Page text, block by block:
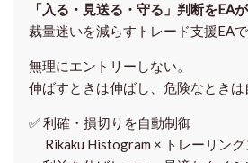
「入る・見送る・守る」判断をEA
裁量迷いを減らすトレード支援EAで
無理にエントリーしない。
伸ばすときは伸ばし、危険なときは
✅利確・損切りを自動制御
Rikaku Histogram × トレーリング